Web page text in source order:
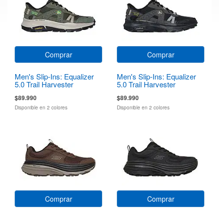
Comprar
Men's Slip-Ins: Equalizer
5.0 Trail Harvester
$89.990
Disponible en 2 colores
Comprar
Men's Slip-Ins: Equalizer
5.0 Trail Harvester
$89.990
Disponible en 2 colores
Comprar Comprar